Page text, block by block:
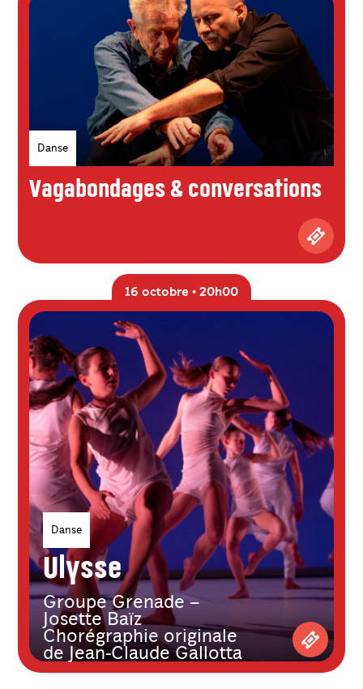
Vagabondages & conversations
Danse
Ulysse
Danse
16 octobre • 20h00
Groupe Grenade –
Josette Baïz
Chorégraphie originale
de Jean-Claude Gallotta